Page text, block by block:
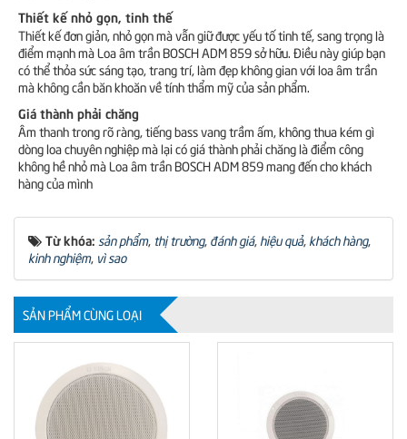
Thiết kế nhỏ gọn, tinh thế
Thiết kế đơn giản, nhỏ gọn mà vẫn giữ được yếu tố tinh tế, sang trọng là
điểm mạnh mà Loa âm trần BOSCH ADM 859 sở hữu. Điều này giúp bạn
có thể thỏa sức sáng tạo, trang trí, làm đẹp không gian với loa âm trần
mà không cần băn khoăn về tính thẩm mỹ của sản phẩm.
Giá thành phải chăng
Âm thanh trong rõ ràng, tiếng bass vang trầm ấm, không thua kém gì
dòng loa chuyên nghiệp mà lại có giá thành phải chăng là điểm công
không hề nhỏ mà Loa âm trần BOSCH ADM 859 mang đến cho khách
hàng của mình
Từ khóa: sản phẩm, thị trường, đánh giá, hiệu quả, khách hàng,
kinh nghiệm, vì sao
SẢN PHẨM CÙNG LOẠI